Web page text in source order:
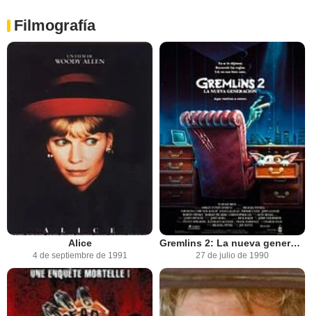
Filmografía
Alice
4 de septiembre de 1991
Gremlins 2: La nueva generación
27 de julio de 1990